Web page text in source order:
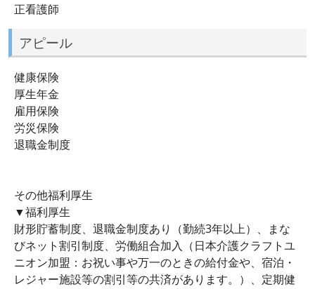
正看護師
アピール
健康保険
厚生年金
雇用保険
労災保険
退職金制度
その他福利厚生
▼福利厚生
財形貯蓄制度、退職金制度あり（勤続3年以上）、まな
びネット割引制度、労働組合加入（日本介護クラフトユ
ニオン加盟：お祝い事や万一のときの給付金や、宿泊・
レジャー施設等の割引等の共済があります。）、定期健